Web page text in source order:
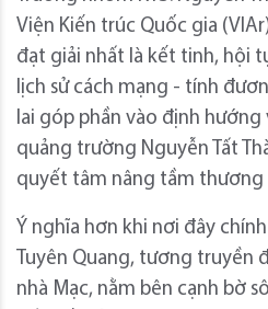
Viện Kiến trúc Quốc gia
đạt giải nhất là kết tinh, hội
lịch sử cách mạng - tính
lai góp phần vào định
quảng trường Nguyễn Tất
quyết tâm nâng tầm thương
Ý nghĩa hơn khi nơi đây
Tuyên Quang, tương truyền
nhà Mạc, nằm bên cạnh bờ